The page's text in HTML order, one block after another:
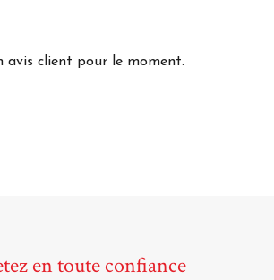
avis client pour le moment.
en toute confiance